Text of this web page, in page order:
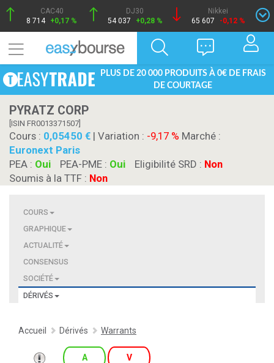
CAC40
8 714 +0,17 %
DJ30
54 037
+0,28 %
Nikkei
65 607
-0,12 %
PLUS DE 20 000 PRODUITS À 0€ DE FRAIS
DE COURTAGE
PYRATZ CORP
[ISIN FR0013371507]
Cours : 0,05450 | Variation : -9,17 % Marché :
Euronext Paris
PEA : Oui PEA-PME : Oui Eligibilité SRD : Non
Soumis à la TTF : Non
COURS
GRAPHIQUE
ACTUALITÉ
CONSENSUS
SOCIÉTÉ
DÉRIVÉS
Accueil Dérivés Warrants
A V